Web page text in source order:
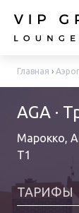
Главная ›
AGA ·
Марокко,
T1
ТАРИФЫ